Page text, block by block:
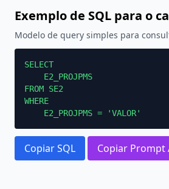
Exemplo de SQL para o
Modelo de query simples para
SELECT
    E2_PROJPMS
FROM SE2
WHERE
    E2_PROJPMS = 'VALOR'
Copiar SQL Copiar Prompt